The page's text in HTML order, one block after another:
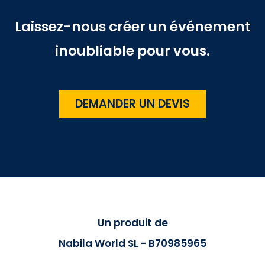
Laissez-nous créer un événement
inoubliable pour vous.
DEMANDER UN DEVIS
Un produit de
Nabila World SL - B70985965